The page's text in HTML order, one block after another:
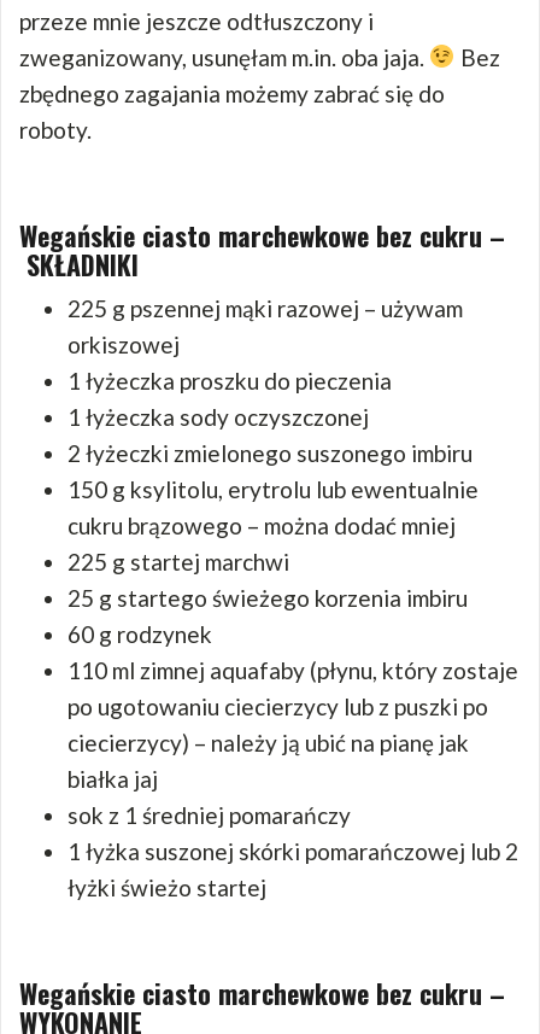
przeze mnie jeszcze odtłuszczony i
zweganizowany, usunęłam m.in. oba jaja.
Bez
zbędnego zagajania możemy zabrać się do
roboty.
Wegańskie ciasto marchewkowe bez cukru –
SKŁADNIKI
225 g pszennej mąki razowej – używam
orkiszowej
1 łyżeczka proszku do pieczenia
1 łyżeczka sody oczyszczonej
2 łyżeczki zmielonego suszonego imbiru
150 g ksylitolu, erytrolu lub ewentualnie
cukru brązowego – można dodać mniej
225 g startej marchwi
25 g startego świeżego korzenia imbiru
60 g rodzynek
110 ml zimnej aquafaby (płynu, który zostaje
po ugotowaniu ciecierzycy lub z puszki po
ciecierzycy) – należy ją ubić na pianę jak
białka jaj
sok z 1 średniej pomarańczy
1 łyżka suszonej skórki pomarańczowej lub 2
łyżki świeżo startej
Wegańskie ciasto marchewkowe bez cukru –
WYKONANIE